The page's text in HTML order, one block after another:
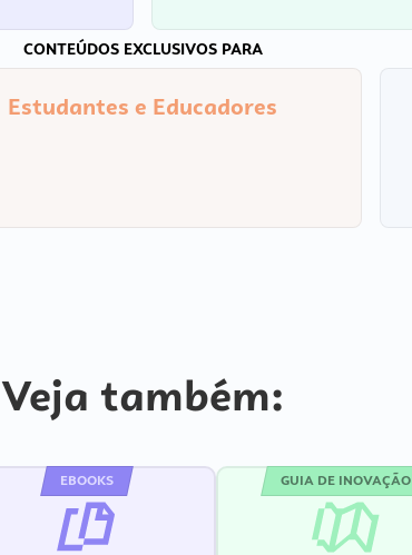
CONTEÚDOS EXCLUSIVOS PARA
Estudantes e Educadores
Veja também:
EBOOKS GUIA DE INOVAÇÃO